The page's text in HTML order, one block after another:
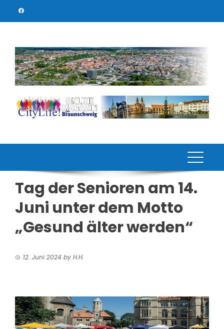
Tag der Senioren am 14.
Juni unter dem Motto
„Gesund älter werden“
12. Juni 2024 by H.H.